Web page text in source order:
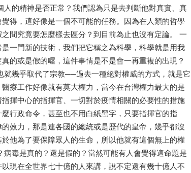
的精神是否正常？我們認為只是去判斷他對真實、真
得，這好像是一個不可能的任務。因為在人類的哲學
間究竟要怎麼樣去區分？到目前為止也沒有定論。 一
一門新的技術，我們把它稱之為科學，科學就是用我
的或是假的喔，這件事情是不是會一再重複的出現？
幾乎取代了宗教──過去一種絕對權威的方式，就是它
療工作好像就有莫大權力，當今在台灣權力最大的是
揮中心的指揮官、一切對於疫情相關的必要性的措施
行政命令，甚至也不用白紙黑字，只要指揮官的指
效力，那是連各國的總統或是歷代的皇帝，幾乎都沒
他為了要保障眾人的生命，所以他就有這個無上的權
毒是真的？還是假的？當然可能有人會覺得這命題是
現在全世界七十億的人來講，說不定還有幾十億人不